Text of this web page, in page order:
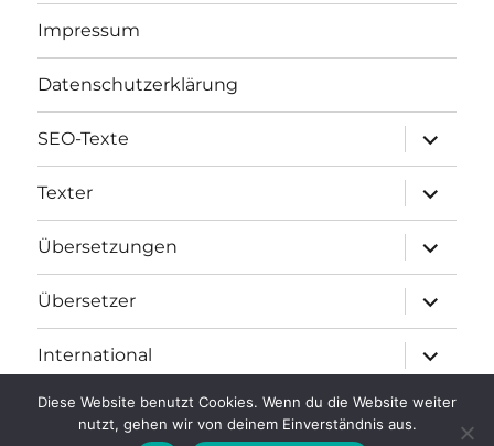
Impressum
Datenschutzerklärung
SEO-Texte
öffnen
Texter
öffnen
Übersetzungen
öffnen
Übersetzer
öffnen
International
öffnen
text-verfasser.de – Texte und Übersetzungen
Stolz
Diese Website benutzt Cookies. Wenn du die Website weiter
nutzt, gehen wir von deinem Einverständnis aus.